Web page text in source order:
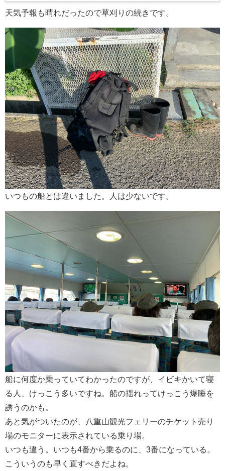
天気予報も晴れだったので草刈りの続きです。
いつもの船とは違いました。人は少ないです。
船に何度か乗っていてわかったのですが、イビキかいて寝
る人、けっこう多いですね。船の揺れってけっこう爆睡を
誘うのかも。
あと気がついたのが、八重山観光フェリーのチケット売り
場のモニターに表示されている乗り場。
いつも違う。いつも4番から乗るのに、3番になっている。
こういうのも早く直すべきだよね。